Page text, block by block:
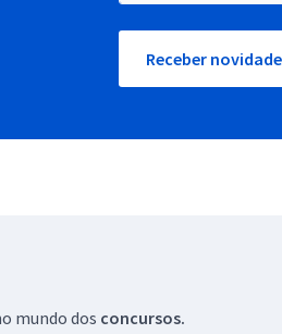
Receber
mundo dos concursos.